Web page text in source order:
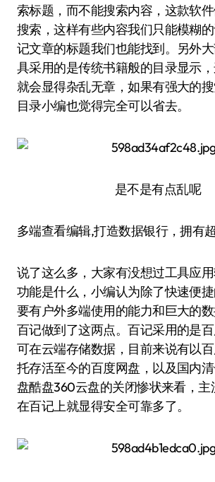
索标题，而不能搜索内容，这款软
搜索，这样有些内容我们只能模糊
记文章的标题我们也能找到。另外
具采用的是传统书籍般的目录显示
就会显得杂乱无章，如果有强大的
目录小编也觉得完全可以省去。
是不是有点乱呢
多端查看编辑,打造数据银行，拥有
说了这么多，大家有没想过工具应
功能是什么，小编认为除了快速便
要有户外多端使用的能力和巨大的
百记做到了这两点。百记采用的是
可在云端存储数据，目前来说有以
托存活至今的百度网盘，以及国内
盘酷盘360云盘的关闭惨状来看，
在百记上就显得安全可靠多了。